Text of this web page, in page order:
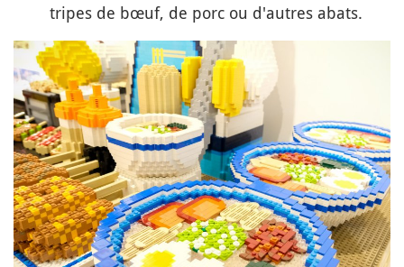
tripes de bœuf, de porc ou d'autres abats.